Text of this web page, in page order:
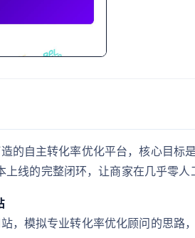
自主转化率优化平台，核心目标
线的完整闭环，让商家在几乎零
模拟专业转化率优化顾问的思路，